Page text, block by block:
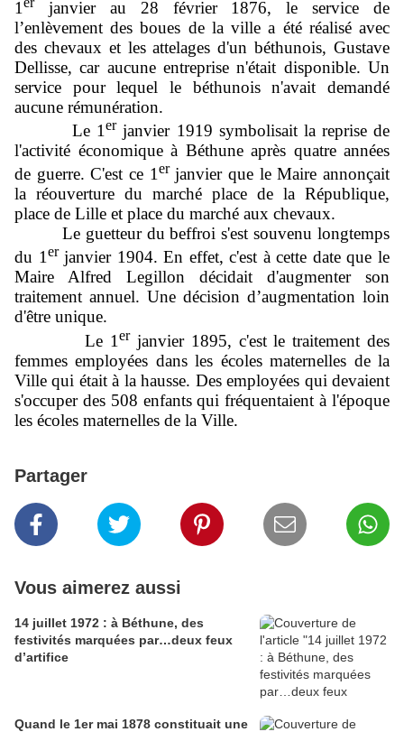
1
janvier au 28 février 1876, le service de
l’enlèvement des boues de la ville a été réalisé avec
des chevaux et les attelages d'un béthunois, Gustave
Dellisse, car aucune entreprise n'était disponible. Un
service pour lequel le béthunois n'avait demandé
aucune rémunération.
Le 1erjanvier 1919 symbolisait la reprise de
l'activité économique à Béthune après quatre années
de guerre. C'est ce 1 erjanvier que le Maire annonçait
la réouverture du marché place de la République,
place de Lille et place du marché aux chevaux.
Le guetteur du beffroi s'est souvenu longtemps
du 1erjanvier 1904. En effet, c'est à cette date que le
Maire Alfred Legillon décidait d'augmenter son
traitement annuel. Une décision d’augmentation loin
d'être unique.
Le 1erjanvier 1895, c'est le traitement des
femmes employées dans les écoles maternelles de la
Ville qui était à la hausse. Des employées qui devaient
s'occuper des 508 enfants qui fréquentaient à l'époque
les écoles maternelles de la Ville.
Partager
Vous aimerez aussi
14 juillet 1972 : à Béthune, des
festivités marquées par…deux feux
d’artifice
Quand le 1er mai 1878 constituait une